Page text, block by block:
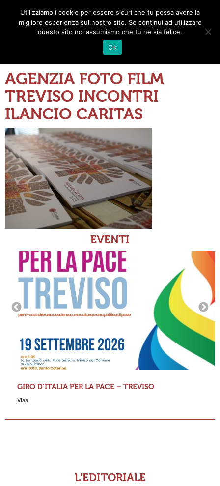
Toggle
AGENZIA FOTO FILM
TREVISO INCONTRI
ILANCIO CARITAS
EVENTI
GIRO D’ITALIA PER LA PACE – TREVISO
Vias
L’EDITORIALE
Utilizziamo i cookie per essere sicuri che tu possa avere la
migliore esperienza sul nostro sito. Se continui ad utilizzare
questo sito noi assumiamo che tu ne sia felice.
Ok